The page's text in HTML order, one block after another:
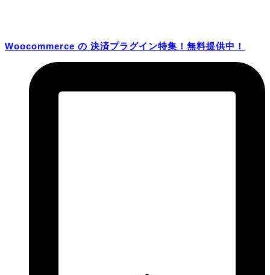
Woocommerce の 決済プラグイン特集！無料提供中！